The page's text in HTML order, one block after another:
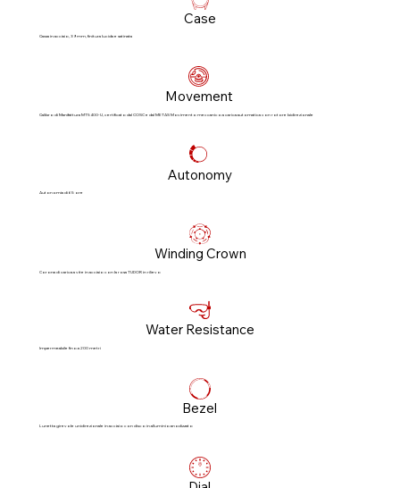
Case
Cassa in acciaio, 39 mm, finitura lucida e satinata
Movement
Calibro di Manifattura MT5400-U, certificato dal COSC e dal METAS Movimento meccanico a carica automatica con rotore bidirezionale
Autonomy
Autonomia di 65 ore
Winding Crown
Corona di carica a vite in acciaio con la rosa TUDOR in rilievo
Water Resistance
Impermeabile fino a 200 metri
Bezel
Lunetta girevole unidirezionale in acciaio con disco in alluminio anodizzato